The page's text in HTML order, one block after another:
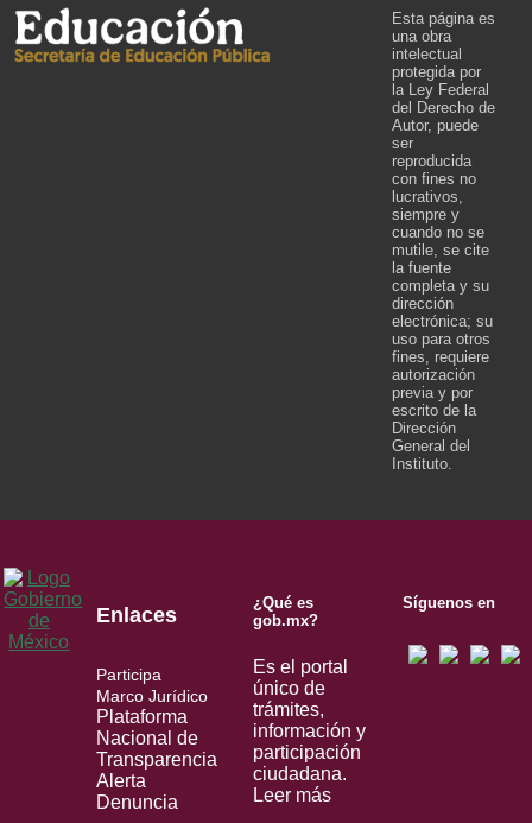
Esta página es
una obra
intelectual
protegida por
la Ley Federal
del Derecho de
Autor, puede
ser
reproducida
con fines no
lucrativos,
siempre y
cuando no se
mutile, se cite
la fuente
completa y su
dirección
electrónica; su
uso para otros
fines, requiere
autorización
previa y por
escrito de la
Dirección
General del
Instituto.
Enlaces
Participa
Marco Jurídico
Plataforma
Nacional de
Transparencia
Alerta
Denuncia
¿Qué es
gob.mx?
Es el portal
único de
trámites,
información y
participación
ciudadana.
Leer más
Síguenos en